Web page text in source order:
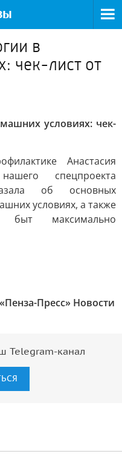
в
чек-лист от
условиях: чек-
Анастасия
спецпроекта
об основных
условиях, а также
максимально
Пресс» Новости
Telegram-канал